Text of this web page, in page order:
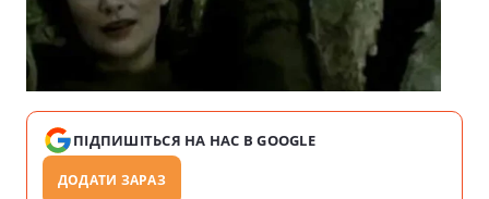
ПІДПИШІТЬСЯ НА НАС В GOOGLE
ДОДАТИ ЗАРАЗ